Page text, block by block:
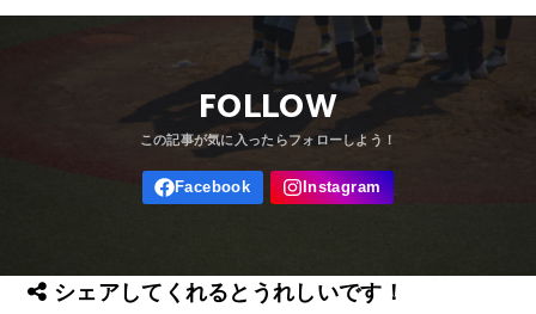
FOLLOW
シェアしてくれるとうれしいです！